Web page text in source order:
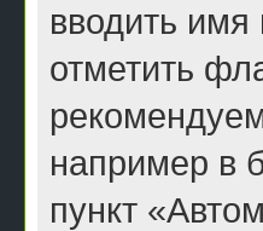
вводить
отметить
например в
пункт